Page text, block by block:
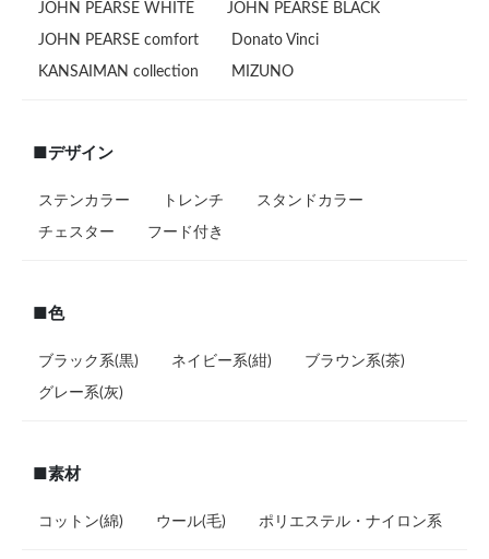
JOHN PEARSE WHITE JOHN PEARSE BLACK
JOHN PEARSE comfort Donato Vinci
KANSAIMAN collection MIZUNO
■デザイン
ステンカラー トレンチ スタンドカラー
チェスター フード付き
■色
ブラック系(黒) ネイビー系(紺) ブラウン系(茶)
グレー系(灰)
■素材
コットン(綿) ウール(毛) ポリエステル・ナイロン系